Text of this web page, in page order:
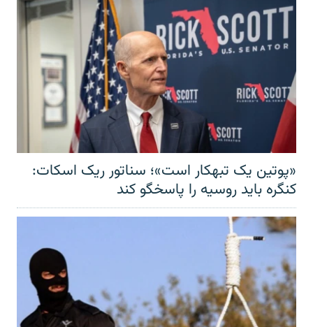
«پوتین یک تبهکار است»؛ سناتور ریک اسکات:
کنگره باید روسیه را پاسخگو کند